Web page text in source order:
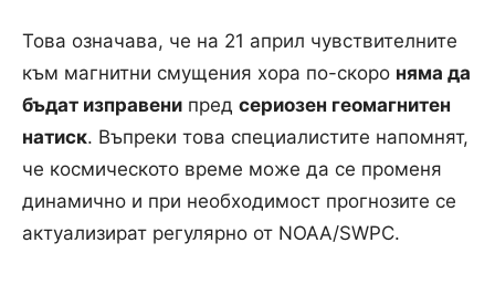
Това означава, че на 21 април чувствителните
към магнитни смущения хора по-скоро няма да
бъдат изправени пред сериозен геомагнитен
натиск. Въпреки това специалистите напомнят,
че космическото време може да се променя
динамично и при необходимост прогнозите се
актуализират регулярно от NOAA/SWPC.